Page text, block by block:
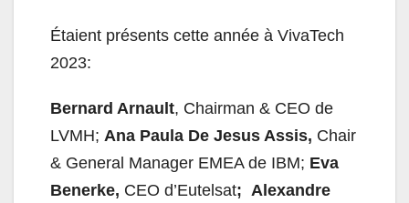
Étaient présents cette année à VivaTech
2023:
Bernard Arnault, Chairman & CEO de
LVMH; Ana Paula De Jesus Assis, Chair
& General Manager EMEA de IBM; Eva
Benerke, CEO d’Eutelsat; Alexandre